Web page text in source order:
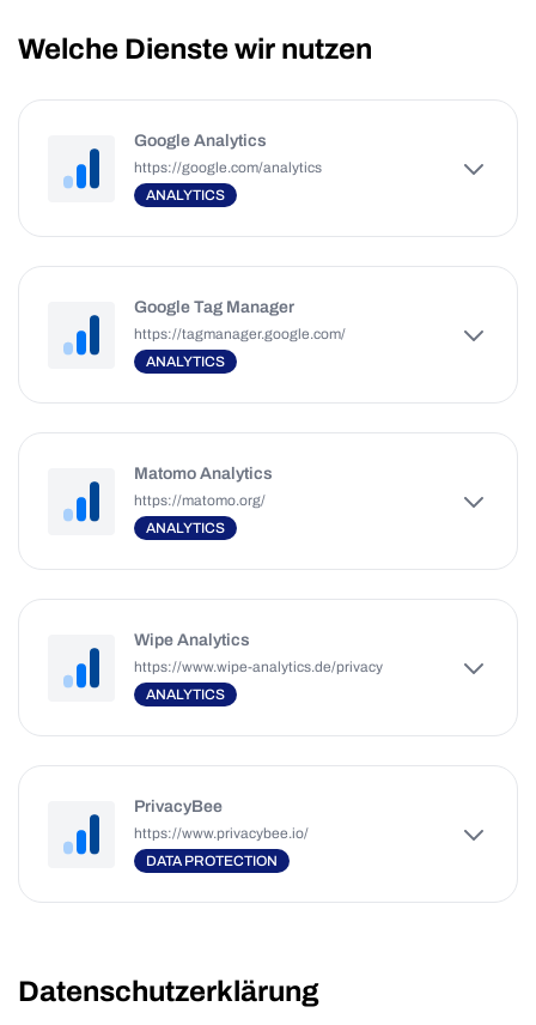
Welche Dienste wir nutzen
Google Analytics
https://google.com/analytics
ANALYTICS
Google Tag Manager
https://tagmanager.google.com/
ANALYTICS
Matomo Analytics
https://matomo.org/
ANALYTICS
Wipe Analytics
https://www.wipe-analytics.de/privacy
ANALYTICS
PrivacyBee
https://www.privacybee.io/
DATA PROTECTION
Datenschutzerklärung